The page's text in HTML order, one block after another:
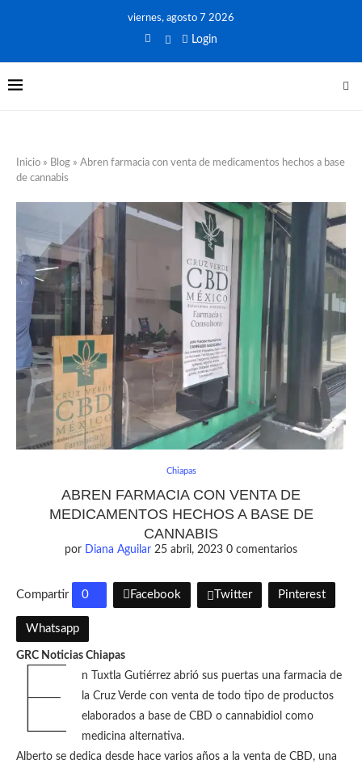
viernes, agosto 7 2026
Login
Inicio » Blog » Abren farmacia con venta de medicamentos hechos a base
de cannabis
Chiapas
ABREN FARMACIA CON VENTA DE
MEDICAMENTOS HECHOS A BASE DE
CANNABIS
por Diana Aguilar 25 abril, 2023 0 comentarios
Compartir 0 Facebook Twitter Pinterest
Whatsapp
GRC Noticias Chiapas
E
n Tuxtla Gutiérrez abrió sus puertas una farmacia de
la Cruz Verde con venta de todo tipo de productos
elaborados a base de CBD o cannabidiol como
medicina alternativa.
Alberto se dedica desde hace varios años a la venta de CBD, una